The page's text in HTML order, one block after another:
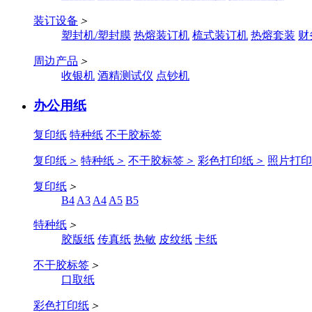
装订设备 ＞
塑封机/塑封膜 热熔装订机 梳式装订机 热熔套装 财
周边产品 ＞
收银机 酒精测试仪 点钞机
办公用纸
复印纸 特种纸 不干胶标签
复印纸 ＞ 特种纸 ＞ 不干胶标签 ＞ 彩色打印纸 ＞ 照片打
复印纸 ＞
B4 A3 A4 A5 B5
特种纸 ＞
胶版纸 传真纸 热敏 皮纹纸 卡纸
不干胶标签 ＞
口取纸
彩色打印纸 ＞